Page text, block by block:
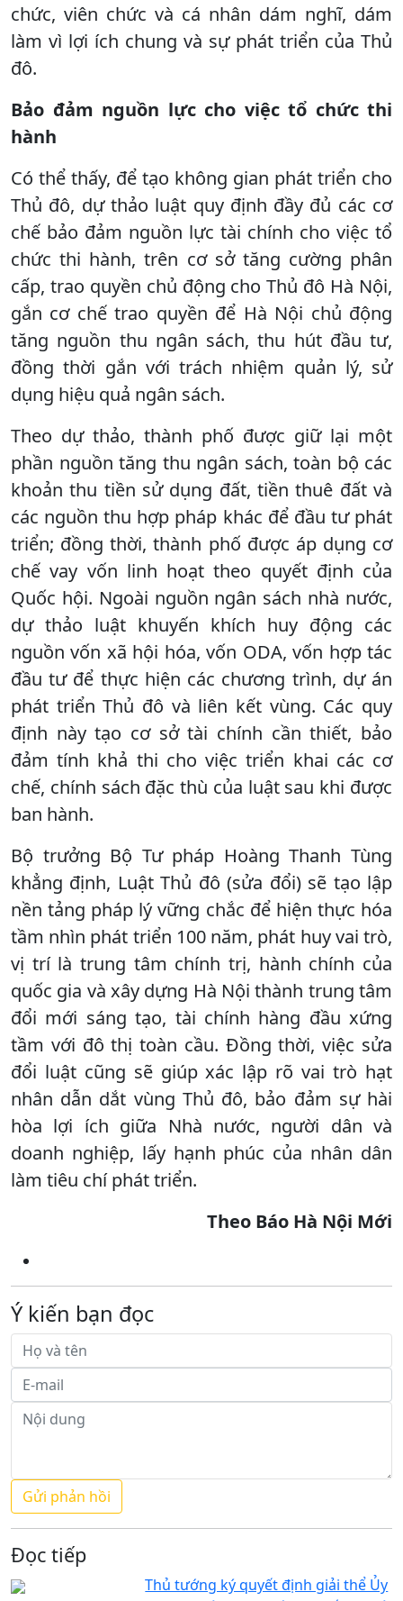
chức, viên chức và cá nhân dám nghĩ, dám
làm vì lợi ích chung và sự phát triển của Thủ
đô.
Bảo đảm nguồn lực cho việc tổ chức thi
hành
Có thể thấy, để tạo không gian phát triển cho
Thủ đô, dự thảo luật quy định đầy đủ các cơ
chế bảo đảm nguồn lực tài chính cho việc tổ
chức thi hành, trên cơ sở tăng cường phân
cấp, trao quyền chủ động cho Thủ đô Hà Nội,
gắn cơ chế trao quyền để Hà Nội chủ động
tăng nguồn thu ngân sách, thu hút đầu tư,
đồng thời gắn với trách nhiệm quản lý, sử
dụng hiệu quả ngân sách.
Theo dự thảo, thành phố được giữ lại một
phần nguồn tăng thu ngân sách, toàn bộ các
khoản thu tiền sử dụng đất, tiền thuê đất và
các nguồn thu hợp pháp khác để đầu tư phát
triển; đồng thời, thành phố được áp dụng cơ
chế vay vốn linh hoạt theo quyết định của
Quốc hội. Ngoài nguồn ngân sách nhà nước,
dự thảo luật khuyến khích huy động các
nguồn vốn xã hội hóa, vốn ODA, vốn hợp tác
đầu tư để thực hiện các chương trình, dự án
phát triển Thủ đô và liên kết vùng. Các quy
định này tạo cơ sở tài chính cần thiết, bảo
đảm tính khả thi cho việc triển khai các cơ
chế, chính sách đặc thù của luật sau khi được
ban hành.
Bộ trưởng Bộ Tư pháp Hoàng Thanh Tùng
khẳng định, Luật Thủ đô (sửa đổi) sẽ tạo lập
nền tảng pháp lý vững chắc để hiện thực hóa
tầm nhìn phát triển 100 năm, phát huy vai trò,
vị trí là trung tâm chính trị, hành chính của
quốc gia và xây dựng Hà Nội thành trung tâm
đổi mới sáng tạo, tài chính hàng đầu xứng
tầm với đô thị toàn cầu. Đồng thời, việc sửa
đổi luật cũng sẽ giúp xác lập rõ vai trò hạt
nhân dẫn dắt vùng Thủ đô, bảo đảm sự hài
hòa lợi ích giữa Nhà nước, người dân và
doanh nghiệp, lấy hạnh phúc của nhân dân
làm tiêu chí phát triển.
Theo Báo Hà Nội Mới
Ý kiến bạn đọc
Đọc tiếp
Thủ tướng ký quyết định giải thể Ủy